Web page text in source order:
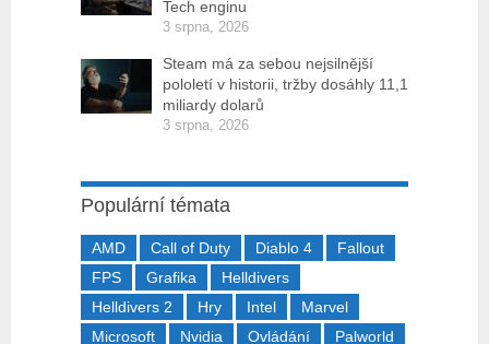
Tech enginu
3 srpna, 2026
Steam má za sebou nejsilnější
pololetí v historii, tržby dosáhly 11,1
miliardy dolarů
3 srpna, 2026
Populární témata
AMD Call of Duty Diablo 4
Fallout
FPS
Grafika
Helldivers
Helldivers 2
Hry Intel
Marvel
Microsoft
Nvidia Ovládání
Palworld